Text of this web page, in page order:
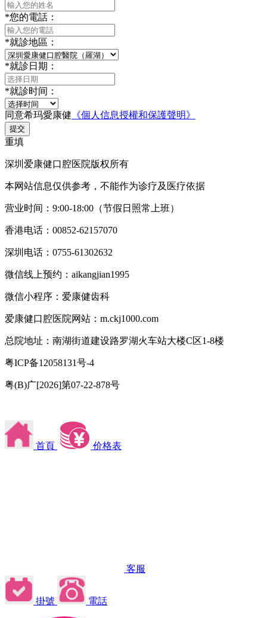
*您的電話：
*就診地區：
*就診日期：
*就診时间：
同意希玛愛康健 《個人信息授權和保護聲明》
提交
重填
深圳爱康健口腔医院版权所有
本网站信息仅供参考，不能作为诊疗及医疗依据
营业时间：9:00-18:00（节假日照常上班）
香港电话：00852-62157070
深圳电话：0755-61302632
微信线上预约：aikangjian1995
微信小程序：爱康健齿科
爱康健口腔医院网站：m.ckj1000.com
总院地址：南湖街道建设路罗湖火车站大楼C区1-8楼
粤ICP备12058131号-4
粤(B)广[2026]第07-22-878号
首頁 价格表
客服
掛號 電話